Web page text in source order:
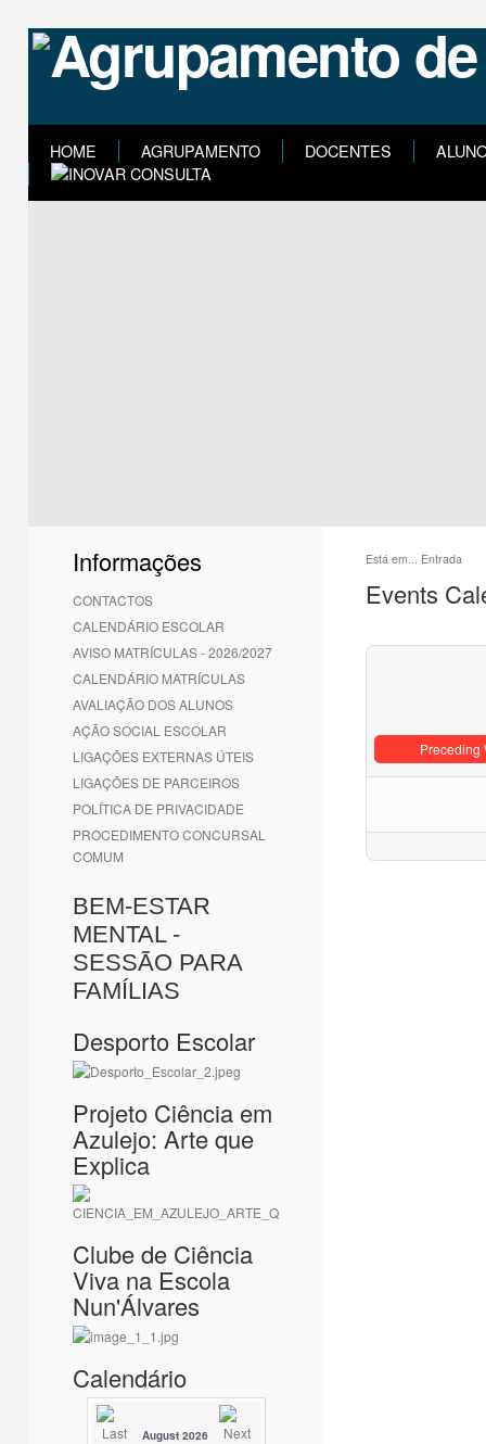
HOME AGRUPAMENTO DOCENTES
Informações
CONTACTOS
CALENDÁRIO ESCOLAR
AVISO MATRÍCULAS - 2026/2027
CALENDÁRIO MATRÍCULAS
AVALIAÇÃO DOS ALUNOS
AÇÃO SOCIAL ESCOLAR
LIGAÇÕES EXTERNAS ÚTEIS
LIGAÇÕES DE PARCEIROS
POLÍTICA DE PRIVACIDADE
PROCEDIMENTO CONCURSAL
COMUM
BEM-ESTAR
MENTAL -
SESSÃO PARA
FAMÍLIAS
Desporto Escolar
Projeto Ciência em
Azulejo: Arte que
Explica
Clube de Ciência
Viva na Escola
Nun'Álvares
Calendário
August 2026
Está em... Entrada
Events
Preceding